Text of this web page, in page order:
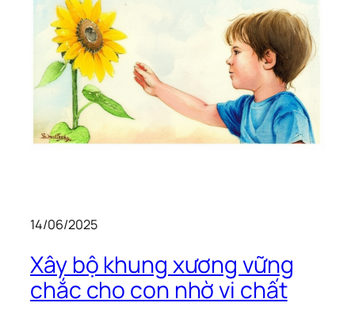
14/06/2025
Xây bộ khung xương vững
chắc cho con nhờ vi chất